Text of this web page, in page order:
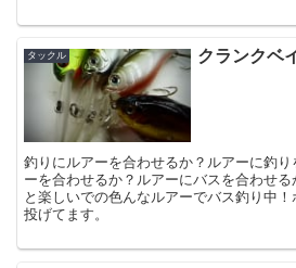
タックル クランクベ
釣りにルアーを合わせるか？ルアーに釣
ーを合わせるか？ルアーにバスを合わせ
と楽しいでの色んなルアーでバス釣り中
投げてます。